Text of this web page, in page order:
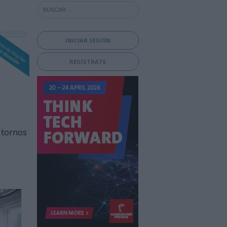
INICIAR SESIÓN
REGÍSTRATE